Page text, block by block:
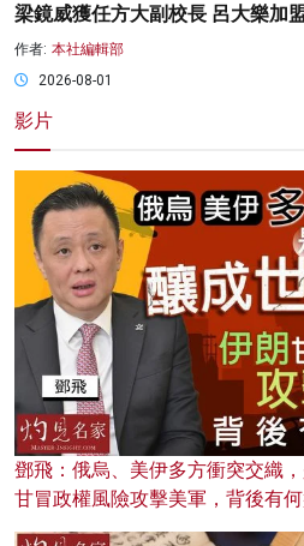
梁鏡威獲任方大副校長 呂大樂加
作者: 本社編輯部
2026-08-01
影片
鄧飛：俄烏、美伊多方衝突交織
甘冒政權風險攻擊美軍，背後有何